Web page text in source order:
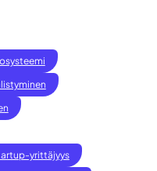
yrittäjyys